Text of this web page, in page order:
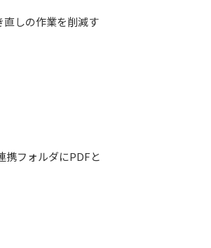
直しの作業を削減す
携フォルダにPDFと